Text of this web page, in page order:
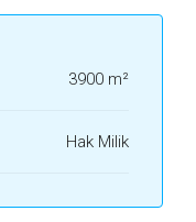
3900 m²
Hak Milik